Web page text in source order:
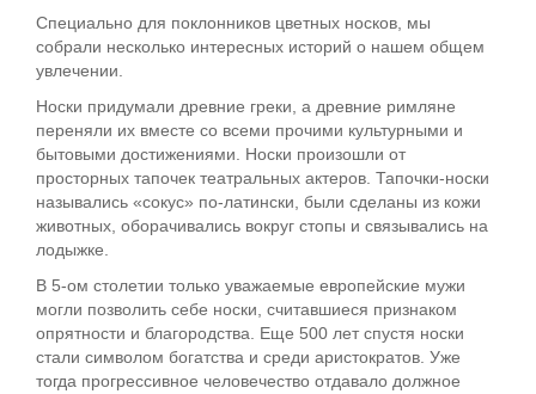
Специально для поклонников цветных носков, мы
собрали несколько интересных историй о нашем общем
увлечении.
Носки придумали древние греки, а древние римляне
переняли их вместе со всеми прочими культурными и
бытовыми достижениями. Носки произошли от
просторных тапочек театральных актеров. Тапочки-носки
назывались «сокус» по-латински, были сделаны из кожи
животных, оборачивались вокруг стопы и связывались на
лодыжке.
В 5-ом столетии только уважаемые европейские мужи
могли позволить себе носки, считавшиеся признаком
опрятности и благородства. Еще 500 лет спустя носки
стали символом богатства и среди аристократов. Уже
тогда прогрессивное человечество отдавало должное